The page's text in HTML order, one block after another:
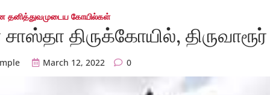
தனித்துவமுடைய கோயில்கள்
திருக்கோயில், திருவாரூர்
March 12, 2022 0